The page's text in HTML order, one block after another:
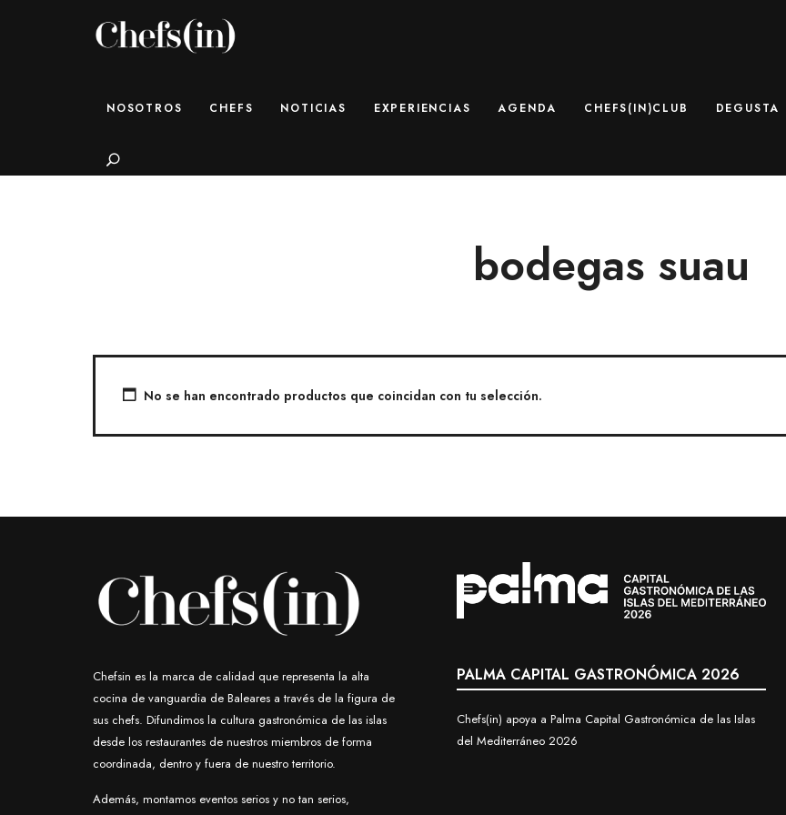
NOSOTROS CHEFS NOTICIAS EXPERIENCIAS AGENDA CHEFS(IN)CLUB DEGUSTA
bodegas suau
No se han encontrado productos que coincidan con tu selección.
Chefsin es la marca de calidad que representa la alta
cocina de vanguardia de Baleares a través de la figura de
sus chefs. Difundimos la cultura gastronómica de las islas
desde los restaurantes de nuestros miembros de forma
coordinada, dentro y fuera de nuestro territorio.
Además, montamos eventos serios y no tan serios,
PALMA CAPITAL GASTRONÓMICA 2026
Chefs(in) apoya a Palma Capital Gastronómica de las Islas
del Mediterráneo 2026